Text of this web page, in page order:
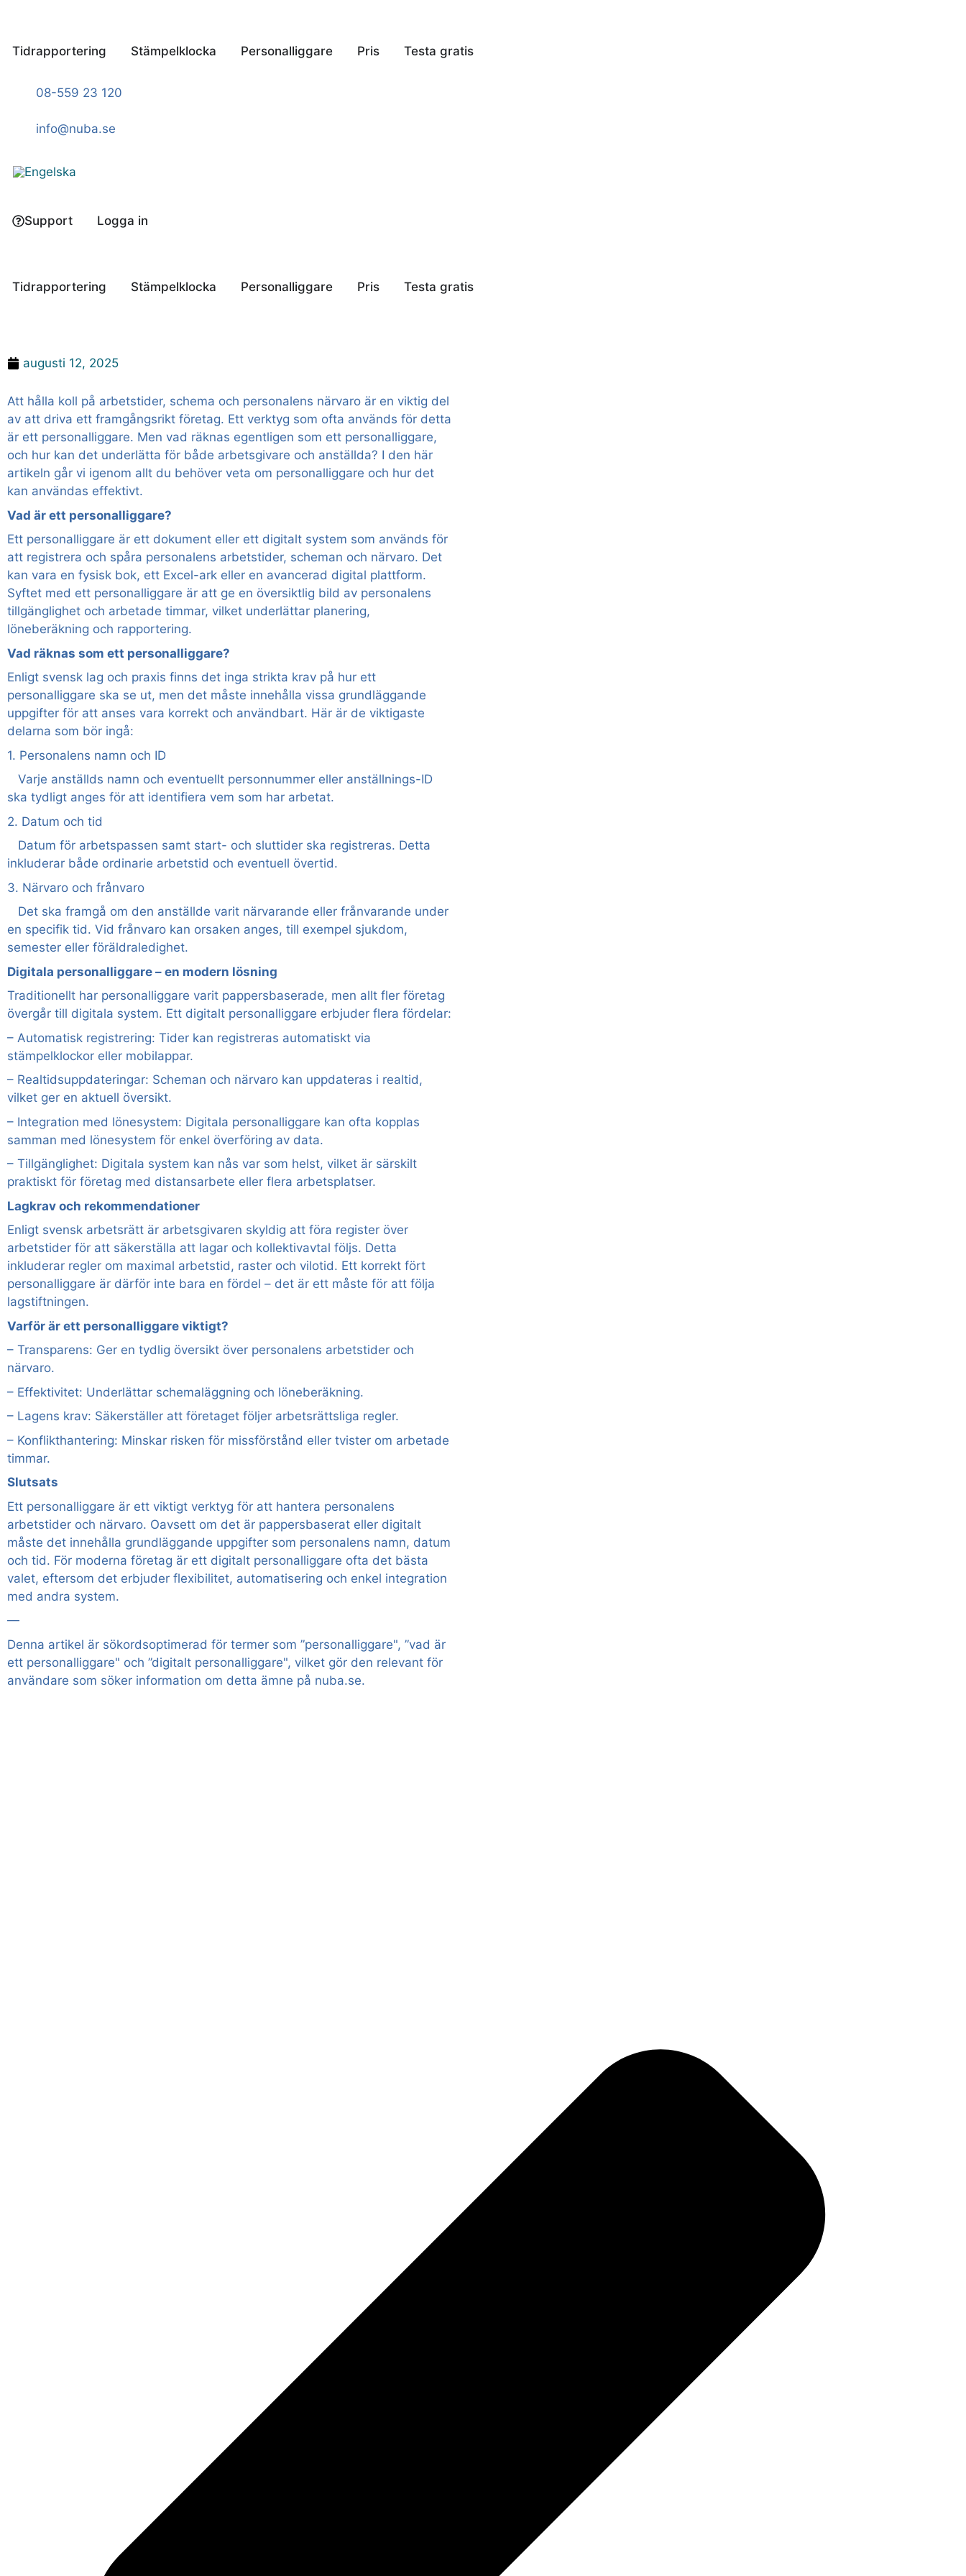
innehåll
Tidrapportering Stämpelklocka Personalliggare Pris Testa gratis
08-559 23 120
info@nuba.se
Support Logga in
Tidrapportering Stämpelklocka Personalliggare Pris Testa gratis
augusti 12, 2025
Att hålla koll på arbetstider, schema och personalens närvaro är en viktig del
av att driva ett framgångsrikt företag. Ett verktyg som ofta används för detta
är ett personalliggare. Men vad räknas egentligen som ett personalliggare,
och hur kan det underlätta för både arbetsgivare och anställda? I den här
artikeln går vi igenom allt du behöver veta om personalliggare och hur det
kan användas effektivt.
Vad är ett personalliggare?
Ett personalliggare är ett dokument eller ett digitalt system som används för
att registrera och spåra personalens arbetstider, scheman och närvaro. Det
kan vara en fysisk bok, ett Excel-ark eller en avancerad digital plattform.
Syftet med ett personalliggare är att ge en översiktlig bild av personalens
tillgänglighet och arbetade timmar, vilket underlättar planering,
löneberäkning och rapportering.
Vad räknas som ett personalliggare?
Enligt svensk lag och praxis finns det inga strikta krav på hur ett
personalliggare ska se ut, men det måste innehålla vissa grundläggande
uppgifter för att anses vara korrekt och användbart. Här är de viktigaste
delarna som bör ingå:
1. Personalens namn och ID
Varje anställds namn och eventuellt personnummer eller anställnings-ID
ska tydligt anges för att identifiera vem som har arbetat.
2. Datum och tid
Datum för arbetspassen samt start- och sluttider ska registreras. Detta
inkluderar både ordinarie arbetstid och eventuell övertid.
3. Närvaro och frånvaro
Det ska framgå om den anställde varit närvarande eller frånvarande under
en specifik tid. Vid frånvaro kan orsaken anges, till exempel sjukdom,
semester eller föräldraledighet.
Digitala personalliggare – en modern lösning
Traditionellt har personalliggare varit pappersbaserade, men allt fler företag
övergår till digitala system. Ett digitalt personalliggare erbjuder flera fördelar:
– Automatisk registrering: Tider kan registreras automatiskt via
stämpelklockor eller mobilappar.
– Realtidsuppdateringar: Scheman och närvaro kan uppdateras i realtid,
vilket ger en aktuell översikt.
– Integration med lönesystem: Digitala personalliggare kan ofta kopplas
samman med lönesystem för enkel överföring av data.
– Tillgänglighet: Digitala system kan nås var som helst, vilket är särskilt
praktiskt för företag med distansarbete eller flera arbetsplatser.
Lagkrav och rekommendationer
Enligt svensk arbetsrätt är arbetsgivaren skyldig att föra register över
arbetstider för att säkerställa att lagar och kollektivavtal följs. Detta
inkluderar regler om maximal arbetstid, raster och vilotid. Ett korrekt fört
personalliggare är därför inte bara en fördel – det är ett måste för att följa
lagstiftningen.
Varför är ett personalliggare viktigt?
– Transparens: Ger en tydlig översikt över personalens arbetstider och
närvaro.
– Effektivitet: Underlättar schemaläggning och löneberäkning.
– Lagens krav: Säkerställer att företaget följer arbetsrättsliga regler.
– Konflikthantering: Minskar risken för missförstånd eller tvister om arbetade
timmar.
Slutsats
Ett personalliggare är ett viktigt verktyg för att hantera personalens
arbetstider och närvaro. Oavsett om det är pappersbaserat eller digitalt
måste det innehålla grundläggande uppgifter som personalens namn, datum
och tid. För moderna företag är ett digitalt personalliggare ofta det bästa
valet, eftersom det erbjuder flexibilitet, automatisering och enkel integration
med andra system.
—
Denna artikel är sökordsoptimerad för termer som ”personalliggare", ”vad är
ett personalliggare" och ”digitalt personalliggare", vilket gör den relevant för
användare som söker information om detta ämne på nuba.se.